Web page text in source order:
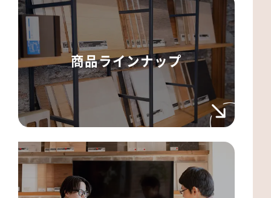
商品ラインナップ